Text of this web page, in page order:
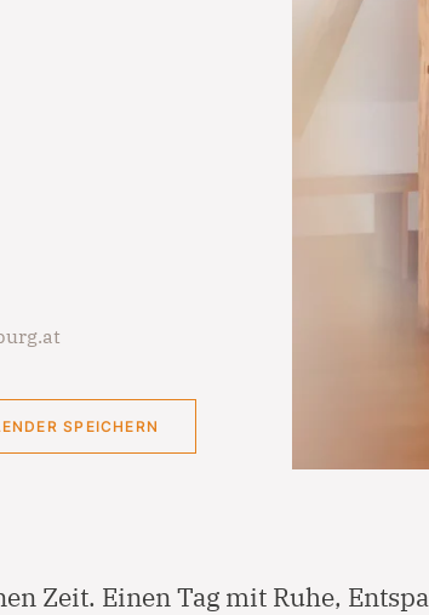
SPEICHERN
Zeit. Einen Tag mit Ruhe,